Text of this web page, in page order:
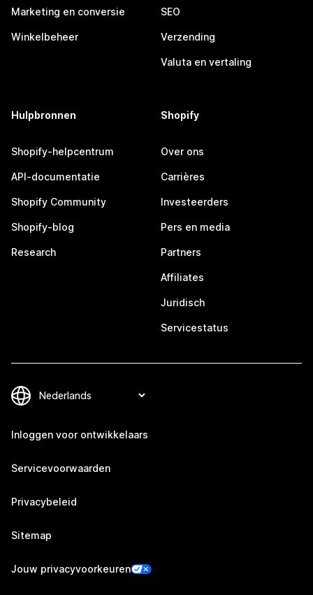
Marketing en conversie
Winkelbeheer
SEO
Verzending
Valuta en vertaling
Hulpbronnen
Shopify-helpcentrum
API-documentatie
Shopify Community
Shopify-blog
Research
Shopify
Over ons
Carrières
Investeerders
Pers en media
Partners
Affiliates
Juridisch
Servicestatus
Inloggen voor ontwikkelaars
Servicevoorwaarden
Privacybeleid
Sitemap
Jouw privacyvoorkeuren